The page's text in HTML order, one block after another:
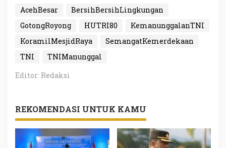
AcehBesar
BersihBersihLingkungan
GotongRoyong
HUTRI80
KemanunggalanTNI
KoramilMesjidRaya
SemangatKemerdekaan
TNI
TNIManunggal
Editor: Redaksi
REKOMENDASI UNTUK KAMU